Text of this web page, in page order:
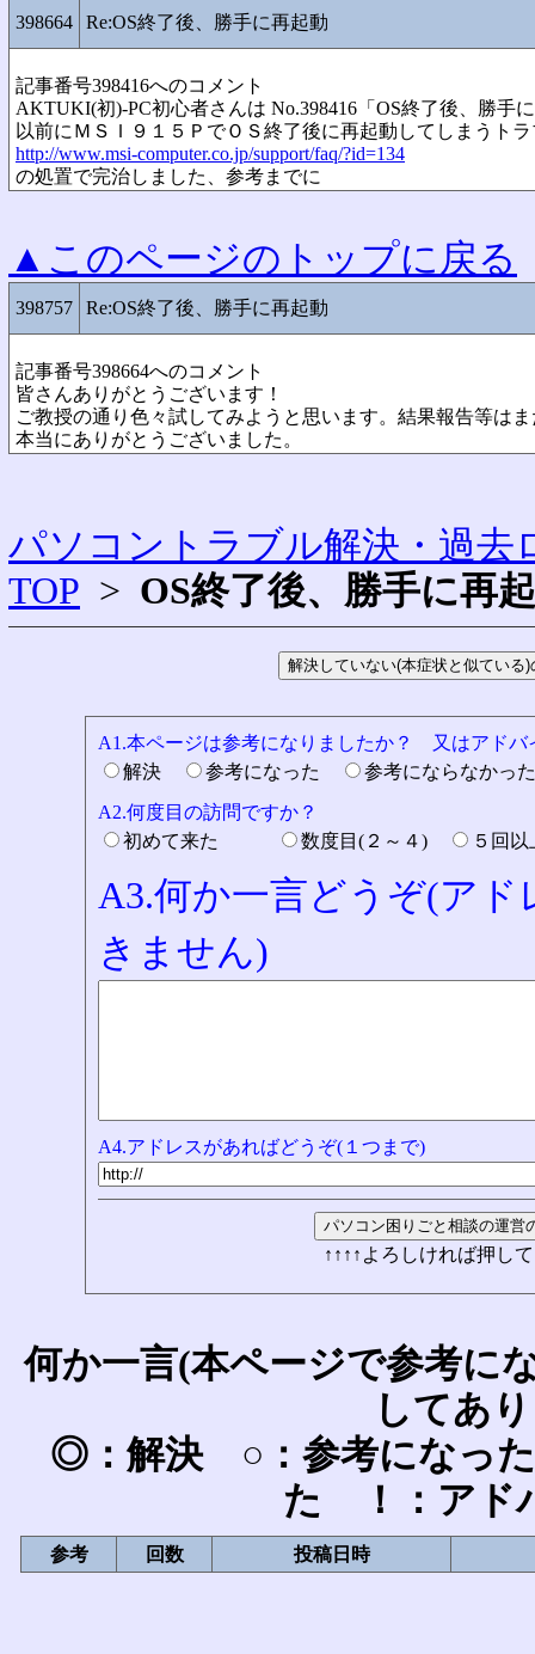
398664 Re:OS終了後、勝手に再起動
記事番号398416へのコメント
AKTUKI(初)-PC初心者さんは No.398416「OS終了後、勝手
以前にＭＳＩ９１５ＰでＯＳ終了後に再起動してしまうト
http://www.msi-computer.co.jp/support/faq/?id=134
の処置で完治しました、参考までに
▲このページのトップに戻る
398757 Re:OS終了後、勝手に再起動
記事番号398664へのコメント
皆さんありがとうございます！
ご教授の通り色々試してみようと思います。結果報告等は
本当にありがとうございました。
パソコントラブル解決・過去
TOP > OS終了後、勝手に再
A1.本ページは参考になりましたか？ 又はアドバ
解決
参考になった
参考にならなか
A2.何度目の訪問ですか？
初めて来た
数度目(２～４) ５回
A3.何か一言どうぞ(ア
きません)
A4.アドレスがあればどうぞ(１つまで)
↑↑↑↑よろしければ押し
何か一言(本ページで参考に
してあ
◎：解決 ○：参考になっ
た ！：アド
参考 回数 投稿日時